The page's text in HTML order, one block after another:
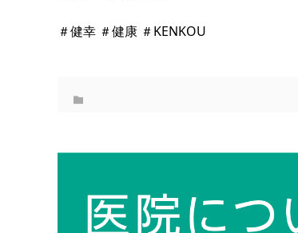
＃健幸 ＃健康 ＃KENKOU